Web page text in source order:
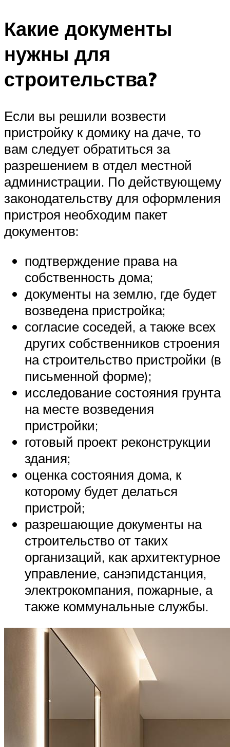
Какие документы
нужны для
строительства?
Если вы решили возвести
пристройку к домику на даче, то
вам следует обратиться за
разрешением в отдел местной
администрации. По действующему
законодательству для оформления
пристроя необходим пакет
документов:
подтверждение права на
собственность дома;
документы на землю, где будет
возведена пристройка;
согласие соседей, а также всех
других собственников строения
на строительство пристройки (в
письменной форме);
исследование состояния грунта
на месте возведения
пристройки;
готовый проект реконструкции
здания;
оценка состояния дома, к
которому будет делаться
пристрой;
разрешающие документы на
строительство от таких
организаций, как архитектурное
управление, санэпидстанция,
электрокомпания, пожарные, а
также коммунальные службы.